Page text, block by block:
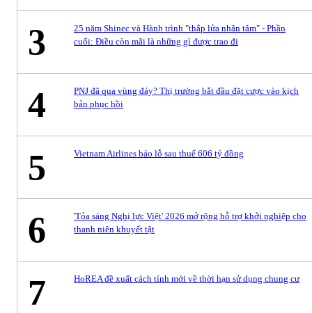
3
25 năm Shinec và Hành trình "thắp lửa nhân tâm" - Phần
cuối: Điều còn mãi là những gì được trao đi
4
PNJ đã qua vùng đáy? Thị trường bắt đầu đặt cược vào kịch
bản phục hồi
5 Vietnam Airlines báo lỗ sau thuế 606 tỷ đồng
6
'Tỏa sáng Nghị lực Việt' 2026 mở rộng hỗ trợ khởi nghiệp cho
thanh niên khuyết tật
7 HoREA đề xuất cách tính mới về thời hạn sử dụng chung cư